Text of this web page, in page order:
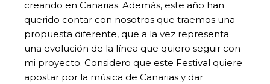
creando en Canarias. Además, este año han
querido contar con nosotros que traemos una
propuesta diferente, que a la vez representa
una evolución de la línea que quiero seguir con
mi proyecto. Considero que este Festival quiere
apostar por la música de Canarias y dar